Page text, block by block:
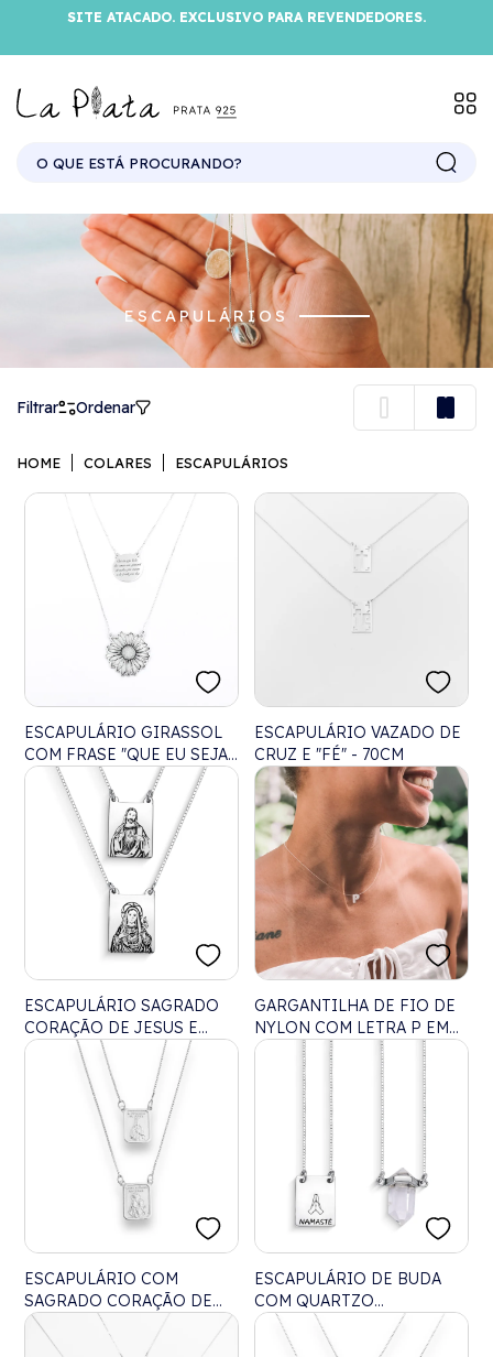
SITE ATACADO. EXCLUSIVO PARA REVENDEDORES.
ESCAPULÁRIOS
Filtrar Ordenar
HOME COLARES ESCAPULÁRIOS
ESCAPULÁRIO GIRASSOL
COM FRASE "QUE EU SEJA
TODO DIA COMO UM
GIRASSOL, DE COSTAS
PRO ESCURO E DE FRENTE
PRA LUZ"
ESCAPULÁRIO VAZADO DE
CRUZ E "FÉ" - 70CM
ESCAPULÁRIO SAGRADO
CORAÇÃO DE JESUS E
MARIA - 50CM
GARGANTILHA DE FIO DE
NYLON COM LETRA P EM
MADREPÉROLA - 40CM
ESCAPULÁRIO COM
SAGRADO CORAÇÃO DE
JESUS E NOSSA SENHORA
DO CARMO
ESCAPULÁRIO DE BUDA
COM QUARTZO
TRANSPARENTE - 70CM